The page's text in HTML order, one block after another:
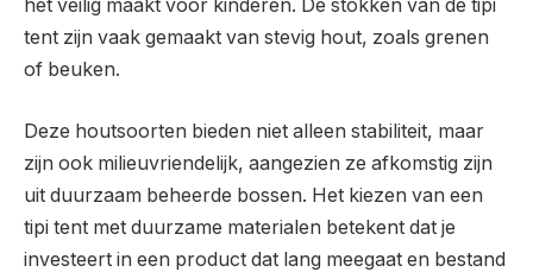
het veilig maakt voor kinderen. De stokken van de tipi
tent zijn vaak gemaakt van stevig hout, zoals grenen
of beuken.
Deze houtsoorten bieden niet alleen stabiliteit, maar
zijn ook milieuvriendelijk, aangezien ze afkomstig zijn
uit duurzaam beheerde bossen. Het kiezen van een
tipi tent met duurzame materialen betekent dat je
investeert in een product dat lang meegaat en bestand